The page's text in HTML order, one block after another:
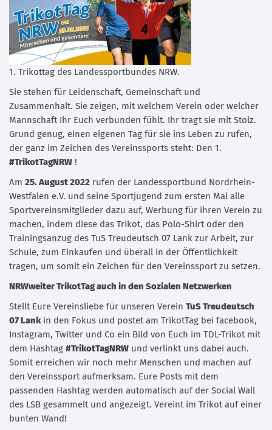
1. Trikottag des Landessportbundes NRW.
Sie stehen für Leidenschaft, Gemeinschaft und
Zusammenhalt. Sie zeigen, mit welchem Verein oder welcher
Mannschaft Ihr Euch verbunden fühlt. Ihr tragt sie mit Stolz.
Grund genug, einen eigenen Tag für sie ins Leben zu rufen,
der ganz im Zeichen des Vereinssports steht: Den 1.
#TrikotTagNRW !
Am 25. August 2022 rufen der Landessportbund Nordrhein-
Westfalen e.V. und seine Sportjugend zum ersten Mal alle
Sportvereinsmitglieder dazu auf, Werbung für ihren Verein zu
machen, indem diese das Trikot, das Polo-Shirt oder den
Trainingsanzug des TuS Treudeutsch 07 Lank zur Arbeit, zur
Schule, zum Einkaufen und überall in der Öffentlichkeit
tragen, um somit ein Zeichen für den Vereinssport zu setzen.
NRWweiter TrikotTag auch in den Sozialen Netzwerken
Stellt Eure Vereinsliebe für unseren Verein TuS Treudeutsch
07 Lankin den Fokus und postet am TrikotTag bei facebook,
Instagram, Twitter und Co ein Bild von Euch im TDL-Trikot mit
dem Hashtag #TrikotTagNRW und verlinkt uns dabei auch.
Somit erreichen wir noch mehr Menschen und machen auf
den Vereinssport aufmerksam. Eure Posts mit dem
passenden Hashtag werden automatisch auf der Social Wall
des LSB gesammelt und angezeigt. Vereint im Trikot auf einer
bunten Wand!